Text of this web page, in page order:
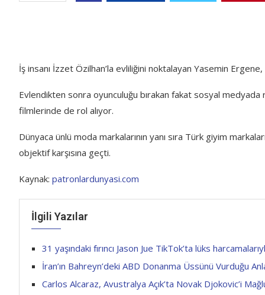
İş insanı İzzet Özilhan’la evliliğini noktalayan Yasemin
Evlendikten sonra oyunculuğu bırakan fakat sosyal
filmlerinde de rol alıyor.
Dünyaca ünlü moda markalarının yanı sıra Türk giyim
objektif karşısına geçti.
Kaynak: patronlardunyasi.com
İlgili Yazılar
31 yaşındaki fırıncı Jason Jue TikTok’ta lüks
İran’ın Bahreyn’deki ABD Donanma Üssünü Vurduğu
Carlos Alcaraz, Avustralya Açık’ta Novak Djokovic’i